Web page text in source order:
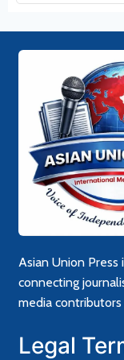
Asian Union
connecting
media
Legal